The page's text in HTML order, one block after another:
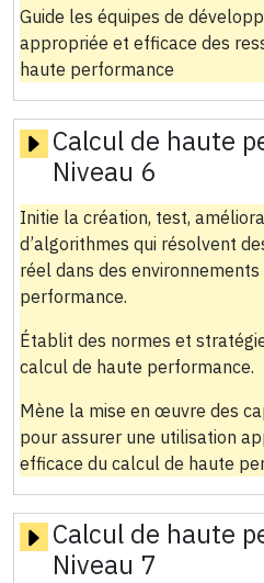
Guide les équipes de
appropriée et efficace des
haute performance
Calcul de haute
Niveau 6
Initie la création, test,
d’algorithmes qui résolvent
réel dans des
performance.
Établit des normes et
calcul de haute performance.
Mène la mise en œuvre des
pour assurer une utilisation
efficace du calcul de haute
Calcul de haute
Niveau 7